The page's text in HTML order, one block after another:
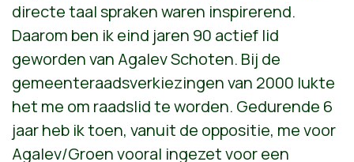
directe taal spraken waren inspirerend.
Daarom ben ik eind jaren 90 actief lid
geworden van Agalev Schoten. Bij de
gemeenteraadsverkiezingen van 2000 lukte
het me om raadslid te worden. Gedurende 6
jaarheb iktoen, vanuit de oppositie, me voor
Agalev/Groen vooral ingezet voor een